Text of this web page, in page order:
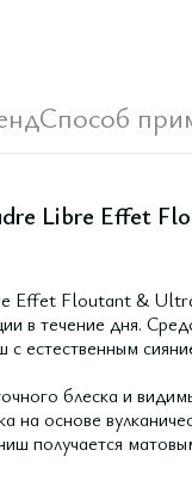
Способ
Libre Effet
Effet Floutant &
в течение дня.
естественным
блеска и
на основе
получается